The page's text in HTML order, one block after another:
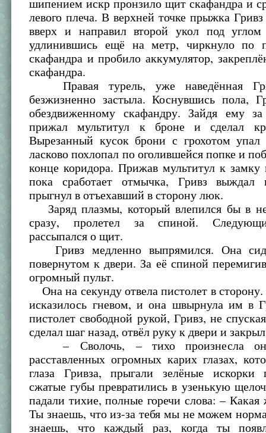
шипением искр пронзило щит скафандра и
левого плеча. В верхней точке прыжка
вверх и направил второй укол под
удлинившись ещё на метр, чиркнуло по
скафандра и пробило аккумулятор,
скафандра.
Правая турель, уже наведённая
безжизненно застыла. Коснувшись пола,
обездвиженному скафандру. Зайдя ему
прижал мультитул к броне и сделал
Вырезанный кусок брони с грохотом
ласково похлопал по оголившейся попке и
конце коридора. Прижав мультитул к
пока сработает отмычка, Гривз выждал
прыгнул в отъехавший в сторону люк.
Заряд плазмы, который влепился бы в
сразу, пролетел за спиной.
рассыпался о щит.
Гривз медленно выпрямился. Она
повернутом к двери. За её спиной
огромный пульт.
Она на секунду отвела пистолет в
исказилось гневом, и она швырнула им в
пистолет свободной рукой, Гривз, не
сделал шаг назад, отвёл руку к двери и
– Сволочь, – тихо произнесла
расставленных огромных карих глазах,
глаза Гривза, прыгали зелёные искорки
сжатые губы превратились в узенькую
падали тихие, полные горечи слова: –
Ты знаешь, что из-за тебя мы не можем
знаешь, что каждый раз, когда ты